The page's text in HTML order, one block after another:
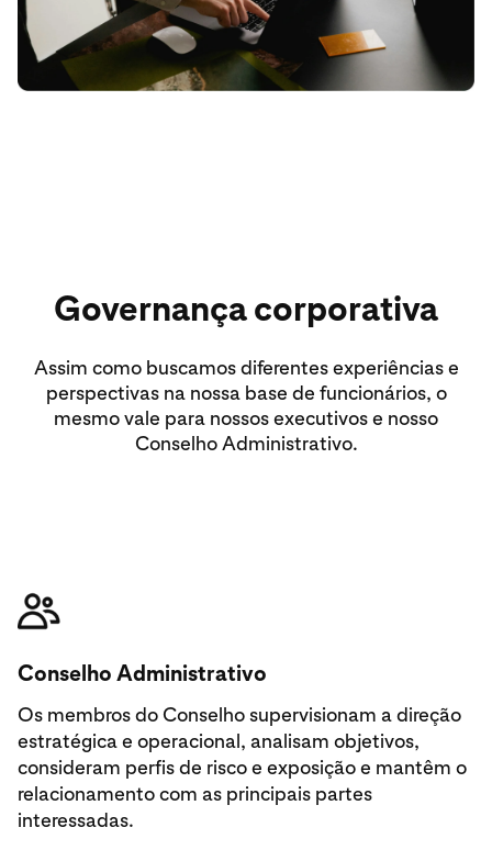
Governança corporativa
Assim como buscamos diferentes experiências e
perspectivas na nossa base de funcionários, o
mesmo vale para nossos executivos e nosso
Conselho Administrativo.
Conselho Administrativo
Os membros do Conselho supervisionam a direção
estratégica e operacional, analisam objetivos,
consideram perfis de risco e exposição e mantêm o
relacionamento com as principais partes
interessadas.